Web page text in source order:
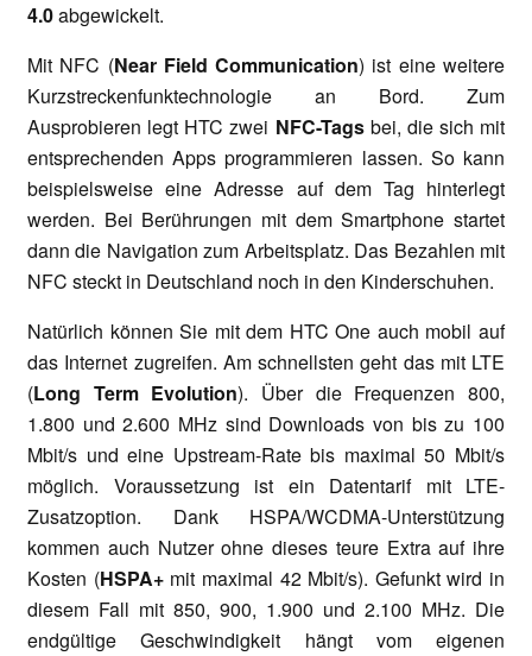
4.0abgewickelt.
Mit NFC (Near Field Communication) ist eine weitere
Kurzstreckenfunktechnologie an Bord. Zum
Ausprobieren legt HTC zwei NFC-Tagsbei, die sich mit
entsprechenden Apps programmieren lassen. So kann
beispielsweise eine Adresse auf dem Tag hinterlegt
werden. Bei Berührungen mit dem Smartphone startet
dann die Navigation zum Arbeitsplatz. Das Bezahlen mit
NFC steckt in Deutschland noch in den Kinderschuhen.
Natürlich können Sie mit dem HTC One auch mobil auf
das Internet zugreifen. Am schnellsten geht das mit LTE
(Long Term Evolution). Über die Frequenzen 800,
1.800 und 2.600 MHz sind Downloads von bis zu 100
Mbit/s und eine Upstream-Rate bis maximal 50 Mbit/s
möglich. Voraussetzung ist ein Datentarif mit LTE-
Zusatzoption. Dank HSPA/WCDMA-Unterstützung
kommen auch Nutzer ohne dieses teure Extra auf ihre
Kosten (HSPA+mit maximal 42 Mbit/s). Gefunkt wird in
diesem Fall mit 850, 900, 1.900 und 2.100 MHz. Die
endgültige Geschwindigkeit hängt vom eigenen